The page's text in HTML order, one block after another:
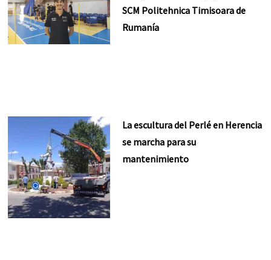
SCM Politehnica Timisoara de
Rumanía
La escultura del Perlé en Herencia
se marcha para su
mantenimiento